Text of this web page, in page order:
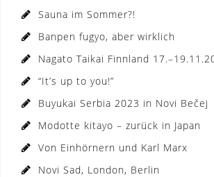
Sauna im Sommer?!
Banpen fugyo, aber wirklich
Nagato Taikai Finnland
“It’s up to you!”
Buyukai Serbia 2023 in Novi Bečej
Modotte kitayo – zurück in Japan
Von Einhörnern und Karl Marx
Novi Sad, London, Berlin